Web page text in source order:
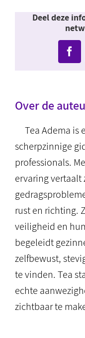
Deel deze
Over de
Tea Adema is
scherpzinnige
professionals.
ervaring vertaalt
rust en richting.
veiligheid en
begeleidt
zelfbewust,
te vinden. Tea
echte
zichtbaar te